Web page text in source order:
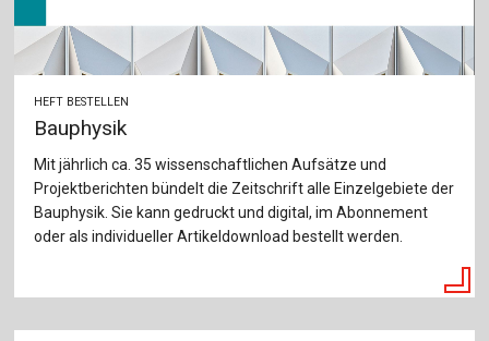
HEFT BESTELLEN
Bauphysik
Mit jährlich ca. 35 wissenschaftlichen Aufsätze und
Projektberichten bündelt die Zeitschrift alle Einzelgebiete der
Bauphysik. Sie kann gedruckt und digital, im Abonnement
oder als individueller Artikeldownload bestellt werden.